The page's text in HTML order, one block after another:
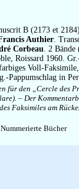
B (2173 et
Authier.
Corbeau. 2 Bände
Roissard 1960.
Voll-
Pappumschlag in
für den „Cercle des
– Der
Faksimiles am
Bücher